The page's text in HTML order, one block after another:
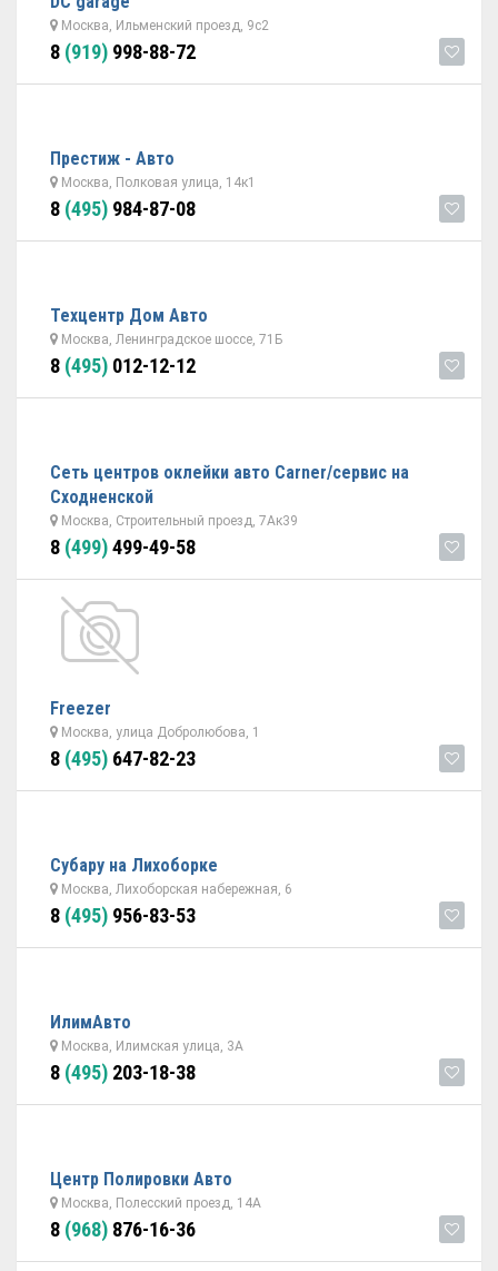
Москва, Ильменский проезд, 9с2
8 (919) 998-88-72
Престиж - Авто
Москва, Полковая улица, 14к1
8 (495) 984-87-08
Техцентр Дом Авто
Москва, Ленинградское шоссе, 71Б
8 (495) 012-12-12
Сеть центров оклейки авто Carner/сервис на
Сходненской
Москва, Строительный проезд, 7Ак39
8 (499)499-49-58
Freezer
Москва, улица Добролюбова, 1
8 (495) 647-82-23
Субару на Лихоборке
Москва, Лихоборская набережная, 6
8 (495) 956-83-53
ИлимАвто
Москва, Илимская улица, 3А
8 (495) 203-18-38
Центр Полировки Авто
Москва, Полесский проезд, 14А
8 (968) 876-16-36